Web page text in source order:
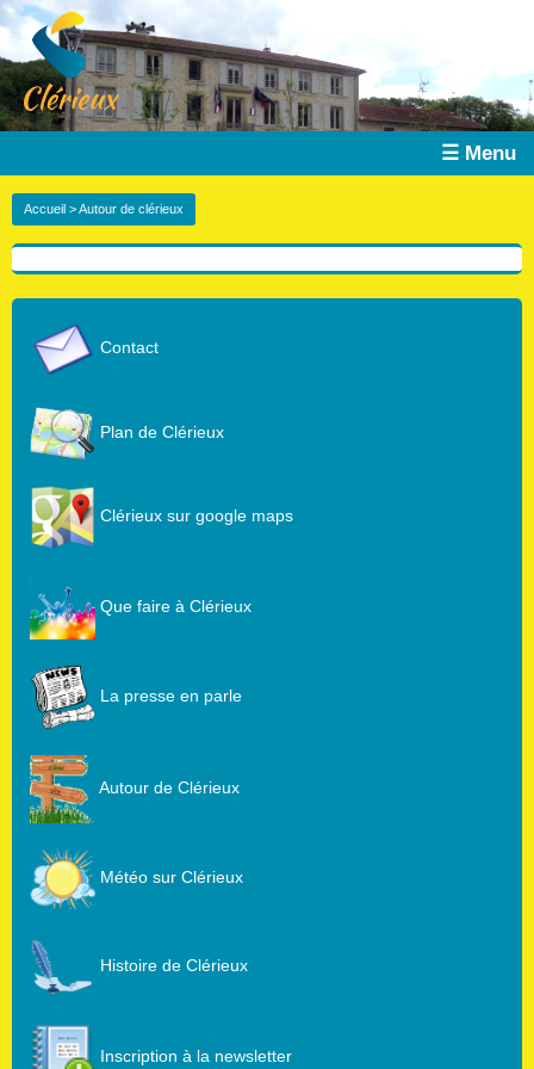
☰ Menu
Accueil > Autour de clérieux
Contact
Plan de Clérieux
Clérieux sur google maps
Que faire à Clérieux
La presse en parle
Autour de Clérieux
Météo sur Clérieux
Histoire de Clérieux
Inscription à la newsletter